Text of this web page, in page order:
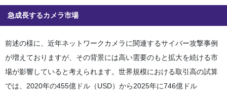
急成長するカメラ市場
前述の様に、近年ネットワークカメラに関連するサイバー攻撃事例
が増えておりますが、その背景には高い需要のもと拡大を続ける市
場が影響していると考えられます。世界規模における取引高の試算
では、2020年の455億ドル（USD）から2025年に746億ドル